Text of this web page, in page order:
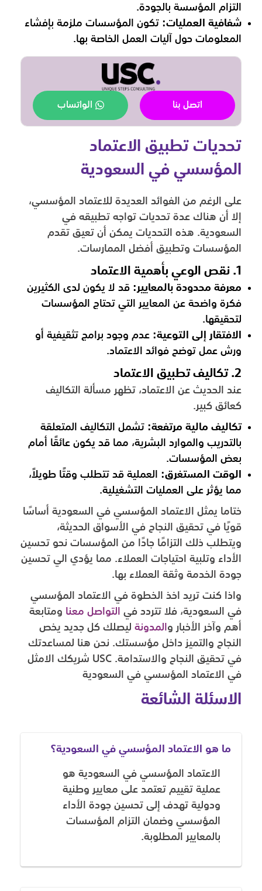
التزام المؤسسة بالجودة.
شفافية العمليات: تكون المؤسسات ملزمة بإفشاء
المعلومات حول آليات العمل الخاصة بها.
اتصل بنا الواتساب
تحديات تطبيق الاعتماد
المؤسسي في السعودية
على الرغم من الفوائد العديدة للاعتماد المؤسسي،
إلا أن هناك عدة تحديات تواجه تطبيقه في
السعودية. هذه التحديات يمكن أن تعيق تقدم
المؤسسات وتطبيق أفضل الممارسات.
1. نقص الوعي بأهمية الاعتماد
معرفة محدودة بالمعايير: قد لا يكون لدى الكثيرين
فكرة واضحة عن المعايير التي تحتاج المؤسسات
لتحقيقها.
الافتقار إلى التوعية: عدم وجود برامج تثقيفية أو
ورش عمل توضح فوائد الاعتماد.
2. تكاليف تطبيق الاعتماد
عند الحديث عن الاعتماد، تظهر مسألة التكاليف
كعائق كبير.
تكاليف مالية مرتفعة: تشمل التكاليف المتعلقة
بالتدريب والموارد البشرية، مما قد يكون عائقًا أمام
بعض المؤسسات.
الوقت المستغرق: العملية قد تتطلب وقتًا طويلاً،
مما يؤثر على العمليات التشغيلية.
ختاما يمثل الاعتماد المؤسسي في السعودية أساسًا
قويًا في تحقيق النجاح في الأسواق الحديثة،
ويتطلب ذلك التزامًا جادًا من المؤسسات نحو تحسين
الأداء وتلبية احتياجات العملاء. مما يؤدي الي تحسين
جودة الخدمة وثقة العملاء بها.
واذا كنت تريد اخذ الخطوة في الاعتماد المؤسسي
في السعودية، فلا تتردد في
التواصل معنا ومتابعة
أهم وآخر الأخبار و المدونة ليصلك كل جديد يخص
النجاح والتميز داخل مؤسستك. نحن هنا لمساعدتك
في تحقيق النجاح والاستدامة. USC شريكك الامثل
في الاعتماد المؤسسي في السعودية
الاسئلة الشائعة
ما هو الاعتماد المؤسسي في السعودية؟
الاعتماد المؤسسي في السعودية هو
عملية تقييم تعتمد على معايير وطنية
ودولية تهدف إلى تحسين جودة الأداء
المؤسسي وضمان التزام المؤسسات
بالمعايير المطلوبة.